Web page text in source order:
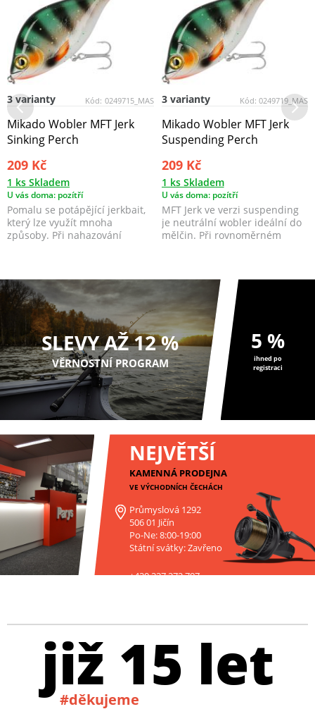
Kód: 0249715_MAS
3 varianty
Mikado Wobler MFT Jerk
Sinking Perch
209 Kč
1 ks Skladem
U vás doma: pozítří
Pomalu se potápějící jerkbait,
který lze využít mnoha
způsoby. Při nahazování
Kód: 0249719_MAS
3 varianty
Mikado Wobler MFT Jerk
Suspending Perch
209 Kč
1 ks Skladem
U vás doma: pozítří
MFT Jerk ve verzi suspending
je neutrální wobler ideální do
mělčin. Při rovnoměrném
SLEVY AŽ 12 %
VĚRNOSTNÍ PROGRAM
5 %
ihned po
registraci
NEJVĚTŠÍ
KAMENNÁ PRODEJNA
VE VÝCHODNÍCH ČECHÁCH
Průmyslová 1292
506 01 Jičín
Po-Ne: 8:00-19:00
Státní svátky: Zavřeno
+420 227 272 797
již 15 let
#děkujeme